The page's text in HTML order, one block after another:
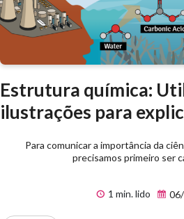
Estrutura química:
ilustrações para
Para comunicar a importância da
precisamos primeiro ser
1 min. lido